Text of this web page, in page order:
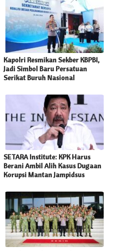
Kapolri Resmikan Sekber KBPBI,
Jadi Simbol Baru Persatuan
Serikat Buruh Nasional
SETARA Institute: KPK Harus
Berani Ambil Alih Kasus Dugaan
Korupsi Mantan Jampidsus